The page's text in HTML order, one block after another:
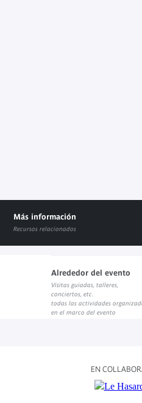
Más información
Recursos relacionados
Programme complet du
Documento PDF
Alrededor del evento
Visitas guiadas, talleres,
conciertos, etc.
todas las actividades
en el marco del evento
EN